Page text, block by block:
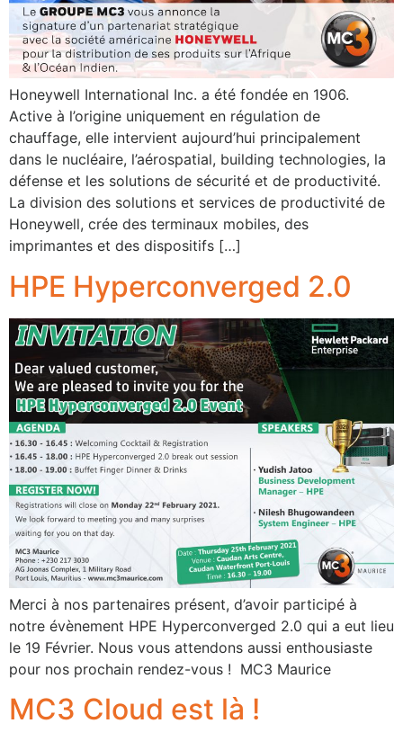
Honeywell International Inc. a été fondée en 1906.
Active à l’origine uniquement en régulation de
chauffage, elle intervient aujourd’hui principalement
dans le nucléaire, l’aérospatial, building technologies, la
défense et les solutions de sécurité et de productivité.
La division des solutions et services de productivité de
Honeywell, crée des terminaux mobiles, des
imprimantes et des dispositifs […]
HPE Hyperconverged 2.0
Merci à nos partenaires présent, d’avoir participé à
notre évènement HPE Hyperconverged 2.0 qui a eut lieu
le 19 Février. Nous vous attendons aussi enthousiaste
pour nos prochain rendez-vous ! MC3 Maurice
MC3 Cloud est là !